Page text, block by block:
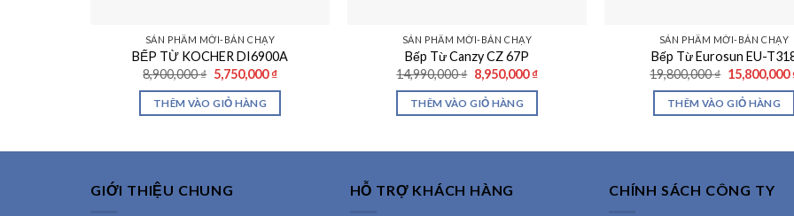
SẢN PHẨM MỚI-BÁN CHẠY
BẾP TỪ KOCHER DI6900A
8,900,000₫ Giá
gốc
là:
8,900,000 ₫.
5,750,000₫Giá
THÊM VÀO GIỎ HÀNG
SẢN PHẨM MỚI-BÁN CHẠY
Bếp Từ Canzy CZ 67P
14,990,000₫ Giá
gốc
là:
14,990,000 ₫.
8,950,000₫Giá
THÊM VÀO GIỎ HÀNG
SẢN PHẨM MỚI-BÁN CHẠY
Bếp Từ Eurosun EU-
19,800,000₫ Giá
gốc
là:
19,800,000 ₫.
15,800,000
THÊM VÀO GIỎ HÀNG
GIỚI THIỆU CHUNG HỖ TRỢ KHÁCH HÀNG CHÍNH SÁCH CÔNG TY